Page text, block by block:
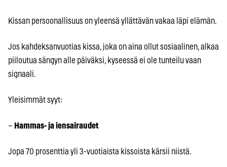
Kissan persoonallisuus on yleensä yllättävän vakaa läpi elämän.
Jos kahdeksanvuotias kissa, joka on aina ollut sosiaalinen, alkaa
piiloutua sängyn alle päiväksi, kyseessä ei ole tunteilu vaan
signaali.
Yleisimmät syyt:
– Hammas- ja iensairaudet
Jopa 70 prosenttia yli 3-vuotiaista kissoista kärsii niistä.